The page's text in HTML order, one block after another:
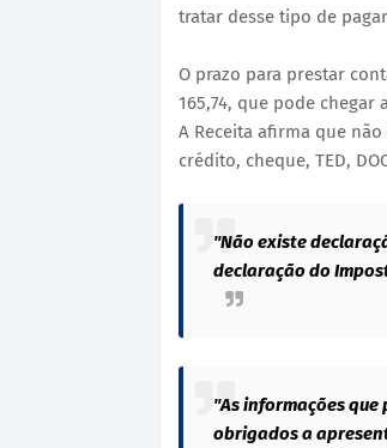
tratar desse tipo de
O prazo para prestar
165,74, que pode chegar
A Receita afirma que
crédito, cheque, TED,
"Não existe
declaração do
"As informações
obrigados a